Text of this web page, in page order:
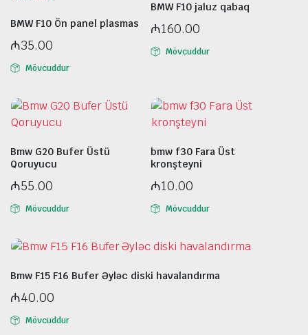
BMW F10 Ön panel plasmas
₼35.00
Mövcuddur
BMW F10 jaluz qabaq
₼160.00
Mövcuddur
Bmw G20 Bufer Üstü
Qoruyucu
₼55.00
Mövcuddur
bmw f30 Fara Üst
kronşteyni
₼10.00
Mövcuddur
Bmw F15 F16 Bufer Əyləc diski havalandırma
₼40.00
Mövcuddur